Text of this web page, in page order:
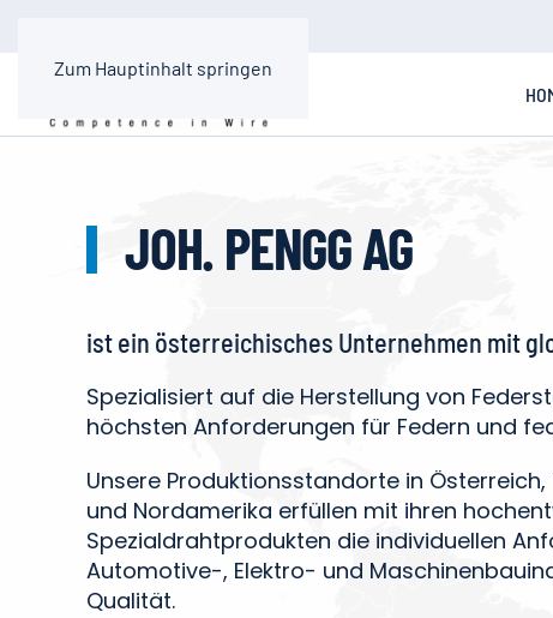
Zum Hauptinhalt springen
JOH. PENGG AG
ist ein österreichisches Unternehmen mit
Spezialisiert auf die Herstellung von
höchsten Anforderungen für Federn und
Unsere Produktionsstandorte in Österreich,
und Nordamerika erfüllen mit ihren
Spezialdrahtprodukten die individuellen
Automotive-, Elektro- und
Qualität.